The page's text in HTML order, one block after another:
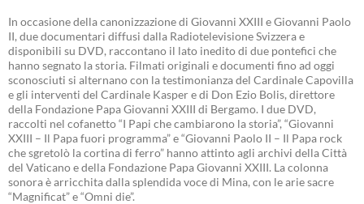
In occasione della canonizzazione di Giovanni XXIII e Giovanni Paolo
II, due documentari diffusi dalla Radiotelevisione Svizzera e
disponibili su DVD, raccontano il lato inedito di due pontefici che
hanno segnato la storia. Filmati originali e documenti fino ad oggi
sconosciuti si alternano con la testimonianza del Cardinale Capovilla
e gli interventi del Cardinale Kasper e di Don Ezio Bolis, direttore
della Fondazione Papa Giovanni XXIII di Bergamo. I due DVD,
raccolti nel cofanetto “I Papi che cambiarono la storia”, “Giovanni
XXIII – Il Papa fuori programma” e “Giovanni Paolo II – Il Papa rock
che sgretolò la cortina di ferro” hanno attinto agli archivi della Città
del Vaticano e della Fondazione Papa Giovanni XXIII. La colonna
sonora è arricchita dalla splendida voce di Mina, con le arie sacre
“Magnificat” e “Omni die”.